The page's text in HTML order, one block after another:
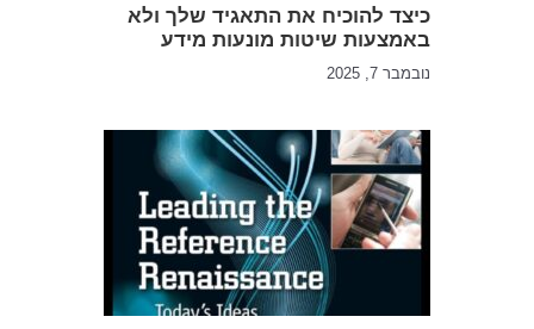
כיצד להוכיח את התאגיד שלך ולא
באמצעות שיטות מונעות מידע
נובמבר 7, 2025